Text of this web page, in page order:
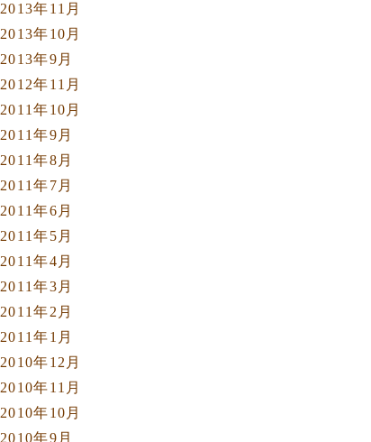
2013年11月
2013年10月
2013年9月
2012年11月
2011年10月
2011年9月
2011年8月
2011年7月
2011年6月
2011年5月
2011年4月
2011年3月
2011年2月
2011年1月
2010年12月
2010年11月
2010年10月
2010年9月